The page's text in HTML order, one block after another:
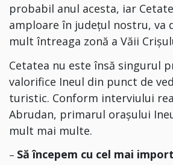
probabil anul acesta, iar
amploare în județul nostru, va
mult întreaga zonă a Văii
Cetatea nu este însă singurul
valorifice Ineul din punct de
turistic. Conform interviului
Abrudan, primarul orașului
mult mai multe.
– Să începem cu cel mai